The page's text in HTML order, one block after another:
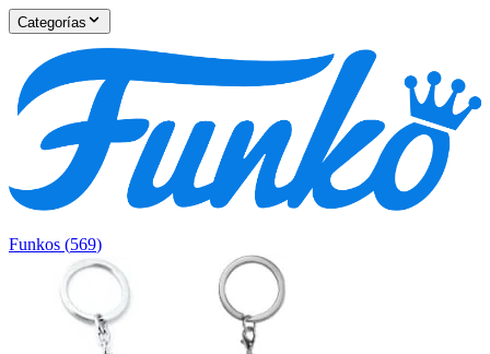
Categorías
Funkos (569)